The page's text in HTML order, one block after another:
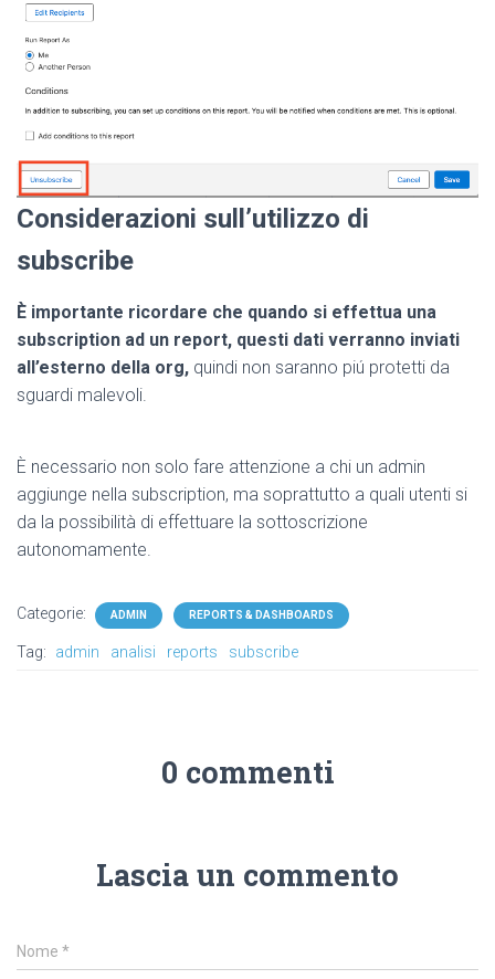
Considerazioni sull’utilizzo di
subscribe
È importante ricordare che quando si effettua una
subscription ad un report, questi dati verranno inviati
all’esterno della org, quindi non saranno piú protetti da
sguardi malevoli.
È necessario non solo fare attenzione a chi un admin
aggiunge nella subscription, ma soprattutto a quali utenti si
da la possibilità di effettuare la sottoscrizione
autonomamente.
Categorie: ADMIN REPORTS & DASHBOARDS
Tag: admin analisi reports subscribe
0 commenti
Lascia un commento
Nome *